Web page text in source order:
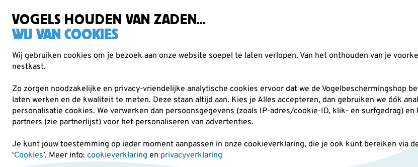
VOGELS HOUDEN VAN ZADEN...
WIJ VAN COOKIES
Wij gebruiken cookies om je bezoek aan onze website soepel te laten verlopen. Van het onthouden van je
nestkast.
Zo zorgen noodzakelijke en privacy-vriendelijke analytische cookies ervoor dat we de Vogelbeschermingshop
laten werken en de kwaliteit te meten. Deze staan altijd aan. Kies je Alles accepteren, dan gebruiken we óók
personalisatie cookies. We verwerken dan persoonsgegevens (zoals IP-adres/cookie-ID, klik- en surfgedrag)
partners (zie partnerlijst) voor het personaliseren van advertenties.
Je kunt jouw toestemming op ieder moment aanpassen in onze cookieverklaring, die je ook kunt bereiken via
‘Cookies’. Meer info: cookieverklaring en privacyverklaring
Verrekijkers Vogelvoer Voederhuisjes & -silo's Nestkasten Andere tuindieren
Algemene voorwaarden
Algemene voorwaarden